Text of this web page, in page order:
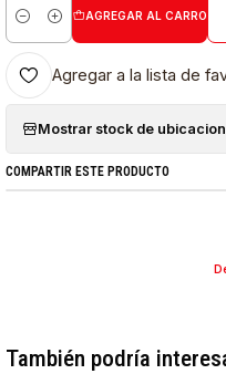
Cantidad
AGREGAR AL CARRO
Agregar a la lista de
Mostrar stock de
COMPARTIR ESTE PRODUCTO
También podría